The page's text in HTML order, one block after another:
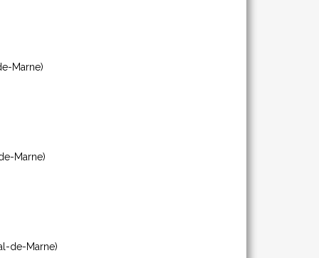
Marne)
Marne)
de-Marne)